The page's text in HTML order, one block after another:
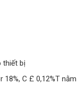
thiết bị
18%, C £ 0,12%T nằm